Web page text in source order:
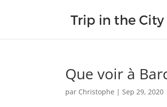
Que voir à
par Christophe |Sep 29, 2020